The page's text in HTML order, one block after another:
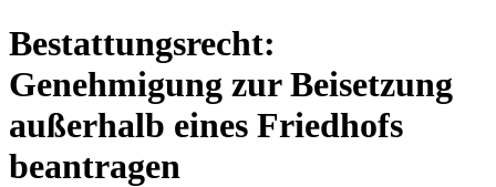
Bestattungsrecht:
Genehmigung zur Beisetzung
außerhalb eines Friedhofs
beantragen